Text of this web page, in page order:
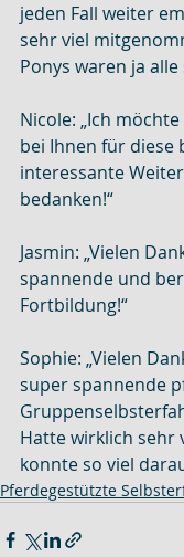
jeden Fall weiter
sehr viel
Ponys waren ja
Nicole: „Ich
bei Ihnen für diese
interessante
bedanken!“
Jasmin: „Vielen
spannende und
Fortbildung!“
Sophie: „Vielen
super spannende
Hatte wirklich sehr
konnte so viel
Pferdegestützte